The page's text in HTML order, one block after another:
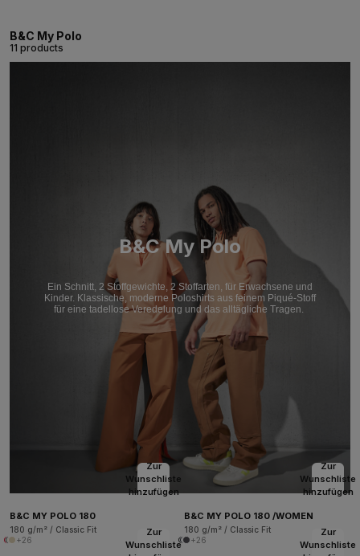
B&C My Polo
11 products
B&C My Polo
Ein Schnitt, 2 Stoffgewichte, 2 Stoffarten, für Erwachsene und
Kinder. Klassische, moderne Poloshirts aus feinem Piqué-Stoff
für eine tadellose Veredelung und das alltägliche Tragen.
Zur
Wunschliste
hinzufügen
B&C MY POLO 180
180 g/m² / Classic Fit
+26
Zur
Wunschliste
hinzufügen
B&C MY POLO 180 /WOMEN
180 g/m² / Classic Fit
+26
Zur
Wunschliste
Zur
Wunschliste